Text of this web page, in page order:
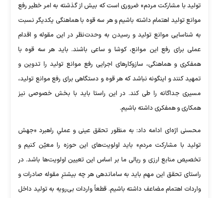
تولید با مشارکت مردم» ضروری است که بیش از گذشته به امر خطیر رفع
موانع تولید اهتمام داشته باشیم و هر سه قوه با هماهنگی یکدیگر نسبت
به شناسایی موانع تولید و رسیدن به وحدت‌نظر در این مقوله و اقدام
عملی برای رفع این موانع، کوشا و ساعی باشند. باید هر سه قوه با
همفکری و هماهنگی، سازوکارهای اجرایی رفع موانع تولید را تدوین و
تمهید کنند و اینگونه نباشد که هر قوه و دستگاهی برای رفع موانع تولید،
مسیری جداگانه را طی کند. در این راستا باید با بخش خصوصی نیز
همکاری و همفکری داشته باشیم.
محسنی اژه‌ای ادامه داد: به منظور تحقق عینی و عملیِ راهبرد «جهش
تولید با مشارکت مردم» باید اولویت‌های این حوزه را معیّن کنیم و
تخصیص منابع ارزی و ریالی ما بر اساس این تعیین اولویت‌ها باشد. در
راستای تحقق این مهم باید به ساماندهی هر چه بیشترِ مقوله صادرات و
واردات اهتمام مضاعف داشته باشیم. قطعاً واردات بی‌رویه به تولید داخل